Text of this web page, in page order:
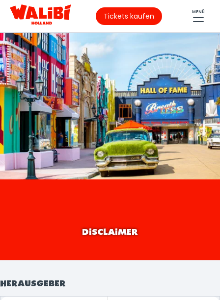
Tickets kaufen MENÜ
DISCLAIMER
HERAUSGEBER